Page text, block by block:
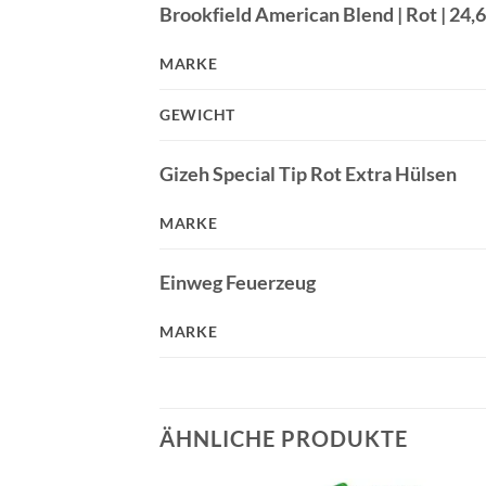
Brookfield American Blend | Rot |
MARKE
GEWICHT
Gizeh Special Tip Rot Extra Hülsen
MARKE
Einweg Feuerzeug
MARKE
ÄHNLICHE PRODUKTE